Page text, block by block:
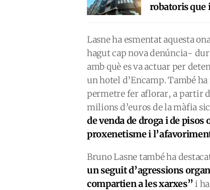
robatoris que
Lasne ha esmentat aquesta
hagut cap nova denúncia-
amb què es va actuar per
un hotel d’Encamp. També
permetre fer aflorar, a partir
milions d’euros de la màfia
de venda de droga i de
proxenetisme i
Bruno Lasne també ha
un seguit d’agressions
compartien a les xarxes”i